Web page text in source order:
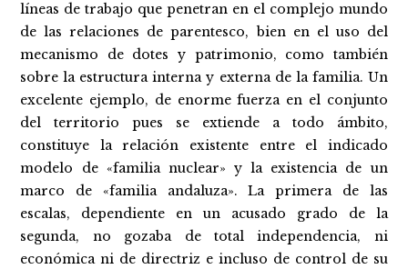
líneas de trabajo que penetran en el complejo mundo
de las relaciones de parentesco, bien en el uso del
mecanismo de dotes y patrimonio, como también
sobre la estructura interna y externa de la familia. Un
excelente ejemplo, de enorme fuerza en el conjunto
del territorio pues se extiende a todo ámbito,
constituye la relación existente entre el indicado
modelo de «familia nuclear» y la existencia de un
marco de «familia andaluza». La primera de las
escalas, dependiente en un acusado grado de la
segunda, no gozaba de total independencia, ni
económica ni de directriz e incluso de control de su